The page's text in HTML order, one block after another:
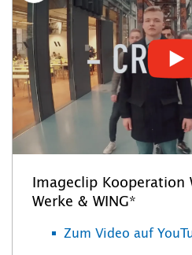
Imageclip Kooperation
Werke & WING*
Zum Video auf